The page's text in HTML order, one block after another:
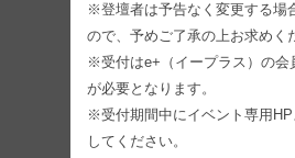
※登壇者は予告なく変更する場
ので、予めご了承の上お求めく
※受付はe+（イープラス）の会
が必要となります。
※受付期間中にイベント専用
してください。